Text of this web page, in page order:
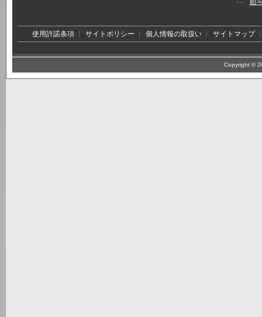
給
使用許諾条項 サイトポリシー 個人情報の取扱い サイトマップ
Copyright ©